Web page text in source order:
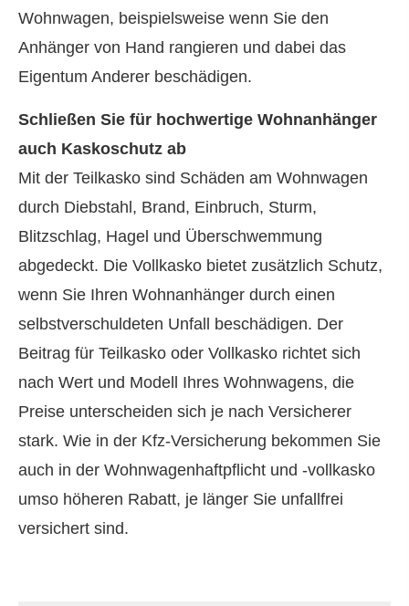
Wohnwagen, beispielsweise wenn Sie den
Anhänger von Hand rangieren und dabei das
Eigentum Anderer beschädigen.
Schließen Sie für hochwertige Wohnanhänger
auch Kaskoschutz ab
Mit der Teilkasko sind Schäden am Wohnwagen
durch Diebstahl, Brand, Einbruch, Sturm,
Blitzschlag, Hagel und Überschwemmung
abgedeckt. Die Vollkasko bietet zusätzlich Schutz,
wenn Sie Ihren Wohnanhänger durch einen
selbstverschuldeten Unfall beschädigen. Der
Beitrag für Teilkasko oder Vollkasko richtet sich
nach Wert und Modell Ihres Wohnwagens, die
Preise unterscheiden sich je nach Versicherer
stark. Wie in der Kfz-Versicherung bekommen Sie
auch in der Wohnwagenhaftpflicht und -vollkasko
umso höheren Rabatt, je länger Sie unfallfrei
versichert sind.